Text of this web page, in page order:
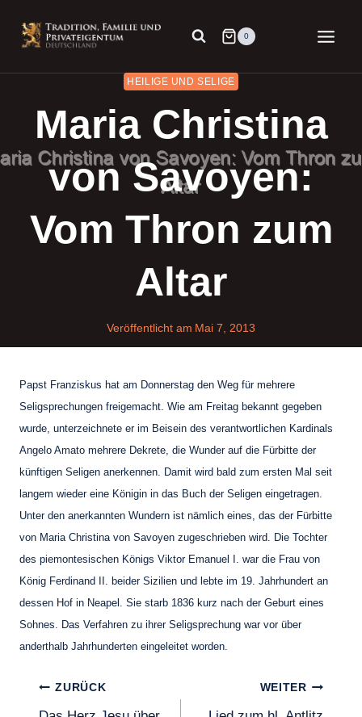
Inhalt
springen
0
HEILIGE UND SELIGE
Maria Christina
von Savoyen:
Vom Thron zum
Altar
Veröffentlicht am Mai 7, 2013
Papst Franziskus hat am Donnerstag den Weg für mehrere
Seligsprechungen freigemacht. Wie am Freitag bekannt gegeben
wurde, unterzeichnete er im Beisein des verantwortlichen Kardinals
Angelo Amato mehrere Dekrete, die Wunder auf die Fürbitte der
künftigen Seligen anerkennen. Damit wird bald zum ersten Mal seit
langem wieder eine Königin in das Buch der Seligen eingetragen.
Unter den anerkannten Wundern ist nämlich eines, das der Fürbitte
von Maria Christina von Savoyen zugeschrieben wird. Die Tochter
des piemontesischen Königs Viktor Emanuel I. war die Frau von
König Ferdinand II. beider Sizilien und lebte im 19. Jahrhundert an
dessen Hof in Neapel. Sie starb 1836 kurz nach der Geburt eines
Sohnes. Das Verfahren zu ihrer Seligsprechung war vor über
anderthalb Jahrhunderten eingeleitet worden.
Beitragsnavigation
ZURÜCK WEITER